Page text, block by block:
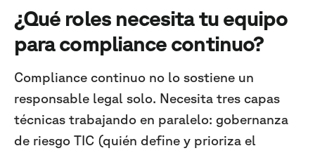
¿Qué roles necesita tu equipo
para compliance continuo?
Compliance continuo no lo sostiene un
responsable legal solo. Necesita tres capas
técnicas trabajando en paralelo: gobernanza
de riesgo TIC (quién define y prioriza el